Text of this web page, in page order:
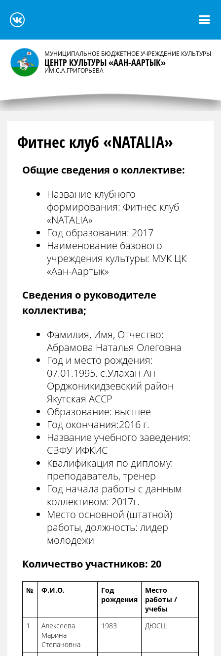
МУНИЦИПАЛЬНОЕ БЮДЖЕТНОЕ УЧРЕЖДЕНИЕ КУЛЬТУРЫ
ЦЕНТР КУЛЬТУРЫ «ААН-ААРТЫК»
ИМ.С.А.ГРИГОРЬЕВА
Фитнес клуб «NATALIA»
Общие сведения о коллективе:
Название клубного
формирования: Фитнес клуб
«NATALIA»
Год образования: 2017
Наименование базового
учреждения культуры: МУК ЦК
«Аан-Аартык»
Сведения о руководителе
коллектива;
Фамилия, Имя, Отчество:
Абрамова Наталья Олеговна
Год и место рождения:
07.01.1995. с.Улахан-Ан
Орджоникидзевский район
Якутская АССР
Образование: высшее
Год окончания:2016 г.
Название учебного заведения:
СВФУ ИФКИС
Квалификация по диплому:
преподаватель, тренер
Год начала работы с данным
коллективом: 2017г.
Место основной (штатной)
работы, должность: лидер
молодежи
Количество участников: 20
№ Ф.И.О.
Год
рождения
Место
работы /
учебы
1
Алексеева
Марина
Степановна
1983 ДЮСШ